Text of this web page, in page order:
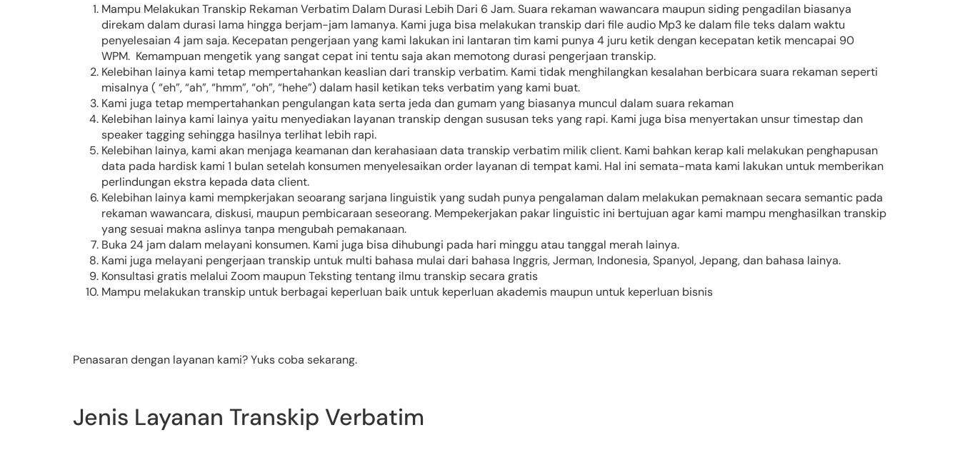
Mampu Melakukan Transkip Rekaman Verbatim Dalam Durasi Lebih Dari 6 Jam. Suara rekaman wawancara maupun siding pengadilan biasanya
direkam dalam durasi lama hingga berjam-jam lamanya. Kami juga bisa melakukan transkip dari file audio Mp3 ke dalam file teks dalam waktu
penyelesaian 4 jam saja. Kecepatan pengerjaan yang kami lakukan ini lantaran tim kami punya 4 juru ketik dengan kecepatan ketik mencapai 90
WPM. Kemampuan mengetik yang sangat cepat ini tentu saja akan memotong durasi pengerjaan transkip.
Kelebihan lainya kami tetap mempertahankan keaslian dari transkip verbatim. Kami tidak menghilangkan kesalahan berbicara suara rekaman seperti
misalnya ( “eh”, “ah”, “hmm”, “oh”, “hehe”) dalam hasil ketikan teks verbatim yang kami buat.
Kami juga tetap mempertahankan pengulangan kata serta jeda dan gumam yang biasanya muncul dalam suara rekaman
Kelebihan lainya kami lainya yaitu menyediakan layanan transkip dengan sususan teks yang rapi. Kami juga bisa menyertakan unsur timestap dan
speaker tagging sehingga hasilnya terlihat lebih rapi.
Kelebihan lainya, kami akan menjaga keamanan dan kerahasiaan data transkip verbatim milik client. Kami bahkan kerap kali melakukan penghapusan
data pada hardisk kami 1 bulan setelah konsumen menyelesaikan order layanan di tempat kami. Hal ini semata-mata kami lakukan untuk memberikan
perlindungan ekstra kepada data client.
Kelebihan lainya kami mempkerjakan seoarang sarjana linguistik yang sudah punya pengalaman dalam melakukan pemaknaan secara semantic pada
rekaman wawancara, diskusi, maupun pembicaraan seseorang. Mempekerjakan pakar linguistic ini bertujuan agar kami mampu menghasilkan transkip
yang sesuai makna aslinya tanpa mengubah pemakanaan.
Buka 24 jam dalam melayani konsumen. Kami juga bisa dihubungi pada hari minggu atau tanggal merah lainya.
Kami juga melayani pengerjaan transkip untuk multi bahasa mulai dari bahasa Inggris, Jerman, Indonesia, Spanyol, Jepang, dan bahasa lainya.
Konsultasi gratis melalui Zoom maupun Teksting tentang ilmu transkip secara gratis
Mampu melakukan transkip untuk berbagai keperluan baik untuk keperluan akademis maupun untuk keperluan bisnis
Penasaran dengan layanan kami? Yuks coba sekarang.
Jenis Layanan Transkip Verbatim